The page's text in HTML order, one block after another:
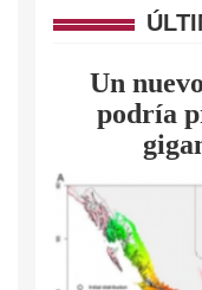
Un
podría